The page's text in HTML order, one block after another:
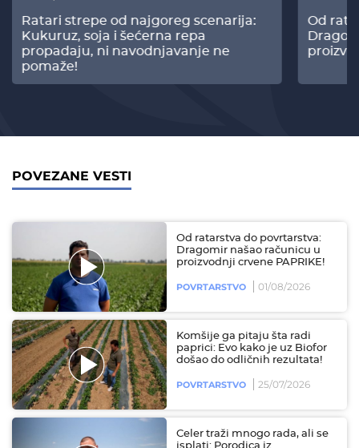
Ratari strepe od najgoreg scenarija:
Kukuruz, soja i šećerna repa
propadaju, ni navodnjavanje ne
pomaže!
Od
POVEZANE VESTI
Od ratarstva do povrtarstva:
Dragomir našao računicu u
proizvodnji crvene PAPRIKE!
POVRTARSTVO 01/08/2026
Komšije ga pitaju šta radi
paprici: Evo kako je uz Biofor
došao do odličnih rezultata!
POVRTARSTVO 25/07/2026
Celer traži mnogo rada, ali se